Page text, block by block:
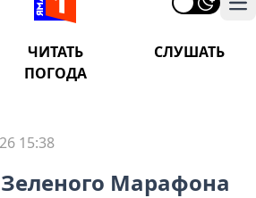
ЧИТАТЬ
СЛУШАТЬ
ПОГОДА
15:38
Марафона